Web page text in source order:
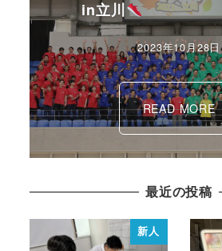
in立川
2023年10月28日
READ MORE
最近の投稿
新人